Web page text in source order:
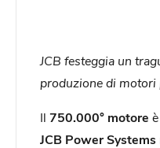
JCB festeggia un
produzione di motori
Il 750.000° motore
JCB Power Systems